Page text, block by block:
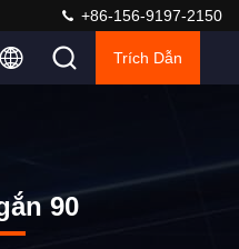
+86-156-9197-2150
Trích Dẫn
90